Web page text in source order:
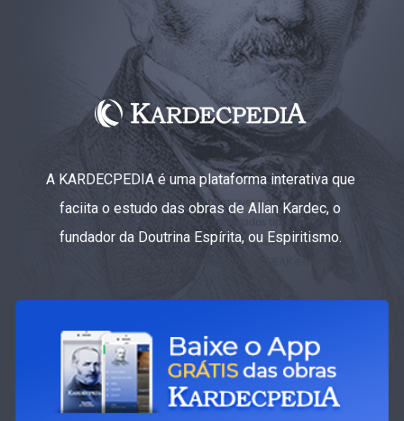
A KARDECPEDIA é uma plataforma interativa que
faciita o estudo das obras de Allan Kardec, o
fundador da Doutrina Espírita, ou Espiritismo.